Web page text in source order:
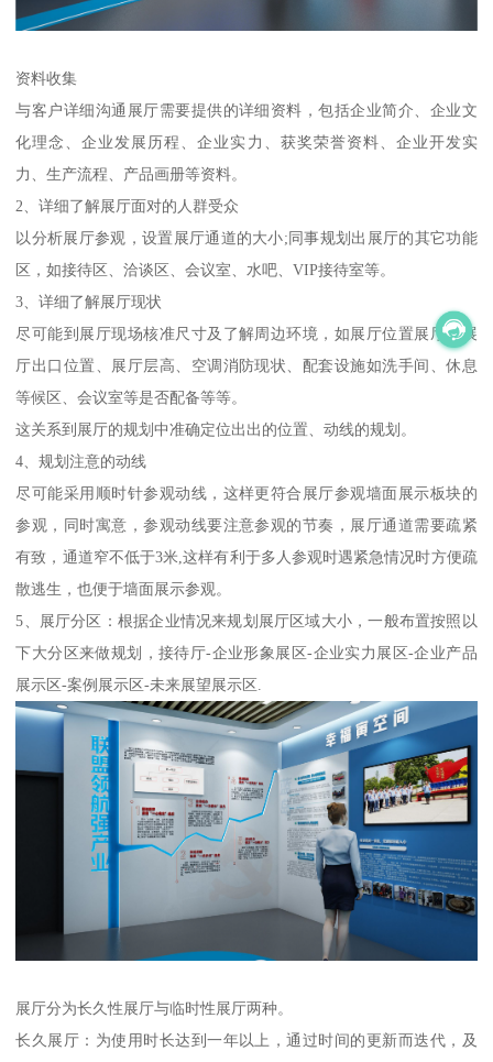
资料收集
与客户详细沟通展厅需要提供的详细资料，包括企业简介、企业文
化理念、企业发展历程、企业实力、获奖荣誉资料、企业开发实
力、生产流程、产品画册等资料。
2、详细了解展厅面对的人群受众
以分析展厅参观，设置展厅通道的大小;同事规划出展厅的其它功能
区，如接待区、洽谈区、会议室、水吧、VIP接待室等。
3、详细了解展厅现状
尽可能到展厅现场核准尺寸及了解周边环境，如展厅位置展厅、展
厅出口位置、展厅层高、空调消防现状、配套设施如洗手间、休息
等候区、会议室等是否配备等等。
这关系到展厅的规划中准确定位出出的位置、动线的规划。
4、规划注意的动线
尽可能采用顺时针参观动线，这样更符合展厅参观墙面展示板块的
参观，同时寓意，参观动线要注意参观的节奏，展厅通道需要疏紧
有致，通道窄不低于3米,这样有利于多人参观时遇紧急情况时方便疏
散逃生，也便于墙面展示参观。
5、展厅分区：根据企业情况来规划展厅区域大小，一般布置按照以
下大分区来做规划，接待厅-企业形象展区-企业实力展区-企业产品
展示区-案例展示区-未来展望展示区.
展厅分为长久性展厅与临时性展厅两种。
长久展厅：为使用时长达到一年以上，通过时间的更新而迭代，及